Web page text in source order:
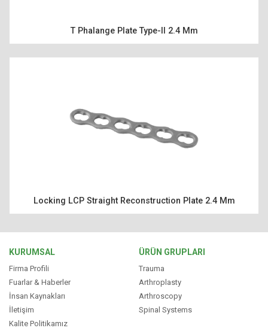
T Phalange Plate Type-II 2.4 Mm
Locking LCP Straight Reconstruction Plate 2.4 Mm
KURUMSAL
Firma Profili
Fuarlar & Haberler
İnsan Kaynakları
İletişim
Kalite Politikamız
ÜRÜN GRUPLARI
Trauma
Arthroplasty
Arthroscopy
Spinal Systems